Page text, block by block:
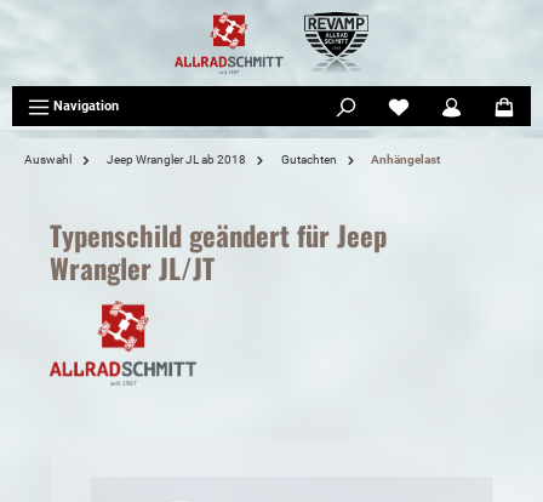
Navigation
Auswahl Jeep Wrangler JL ab 2018 Gutachten Anhängelast
Typenschild geändert für Jeep
Wrangler JL/JT